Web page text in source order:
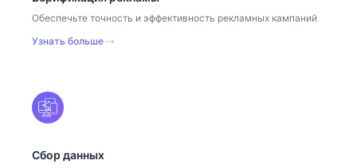
Обеспечьте точность и эффективность рекламных кампаний
Узнать больше
Сбор данных